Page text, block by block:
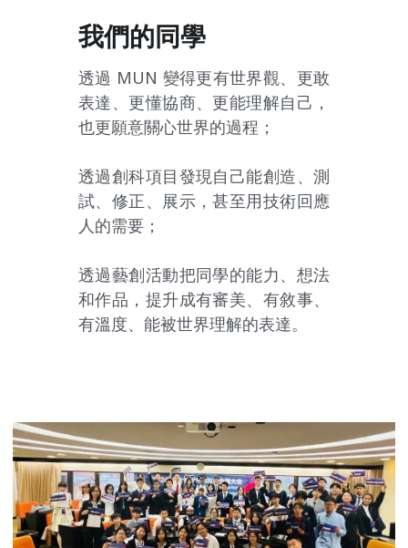
我們的同學
透過 MUN 變得更有世界觀、更敢
表達、更懂協商、更能理解自己，
也更願意關心世界的過程；
透過創科項目發現自己能創造、測
試、修正、展示，甚至用技術回應
人的需要；
透過藝創活動把同學的能力、想法
和作品，提升成有審美、有敘事、
有溫度、能被世界理解的表達。